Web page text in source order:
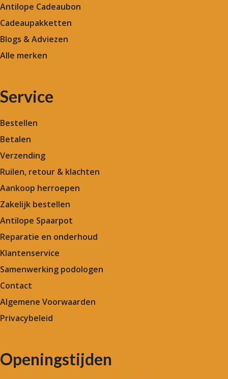
Antilope Cadeaubon
Cadeaupakketten
Blogs & Adviezen
Alle merken
Service
Bestellen
Betalen
Verzending
Ruilen, retour & klachten
Aankoop herroepen
Zakelijk bestellen
Antilope Spaarpot
Reparatie en onderhoud
Klantenservice
Samenwerking podologen
Contact
Algemene Voorwaarden
Privacybeleid
Openingstijden